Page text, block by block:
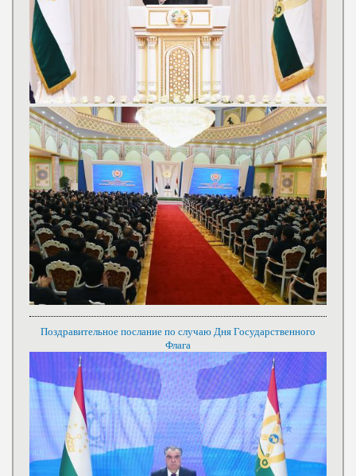
Поздравительное послание по случаю Дня Государственного
Флага